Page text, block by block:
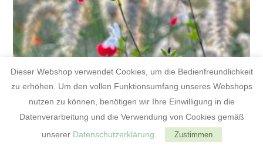
Dieser Webshop verwendet Cookies, um die Bedienfreundlichkeit
zu erhöhen. Um den vollen Funktionsumfang unseres Webshops
nutzen zu können, benötigen wir Ihre Einwilligung in die
Datenverarbeitung und die Verwendung von Cookies gemäß
unserer Datenschutzerklärung Zustimmen